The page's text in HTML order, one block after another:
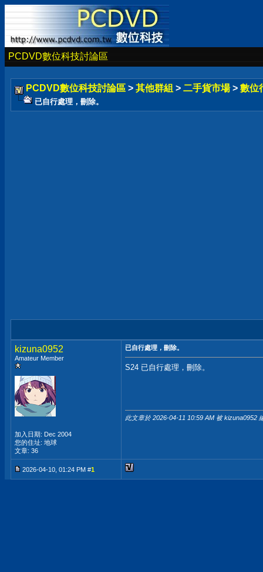
PCDVD數位科技討論區
PCDVD數位科技討論區 > 其他群組 > 二手貨市場 > 數位
已自行處理，刪除。
kizuna0952
Amateur Member
加入日期: Dec 2004
您的住址: 地球
文章: 36
已自行處理，刪除。
S24 已自行處理，刪除。
此文章於 2026-04-11 10:59 AM 被 kizuna0952
2026-04-10, 01:24 PM #1